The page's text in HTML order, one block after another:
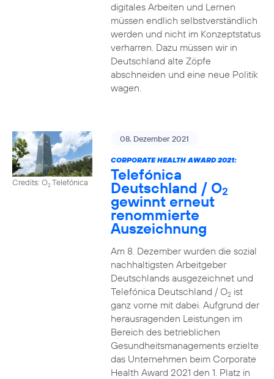
digitales Arbeiten und Lernen
müssen endlich selbstverständlich
werden und nicht im Konzeptstatus
verharren. Dazu müssen wir in
Deutschland alte Zöpfe
abschneiden und eine neue Politik
wagen.
Credits: O2Telefónica
08. Dezember 2021
CORPORATE HEALTH AWARD 2021:
Telefónica
Deutschland / O2
gewinnt erneut
renommierte
Auszeichnung
Am 8. Dezember wurden die sozial
nachhaltigsten Arbeitgeber
Deutschlands ausgezeichnet und
Telefónica Deutschland / O2ist
ganz vorne mit dabei. Aufgrund der
herausragenden Leistungen im
Bereich des betrieblichen
Gesundheitsmanagements erzielte
das Unternehmen beim Corporate
Health Award 2021 den 1. Platz in